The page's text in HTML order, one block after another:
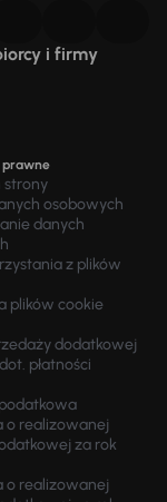
i firmy
prawne
strony
osobowych
danych
z plików
plików cookie
dodatkowej
płatności
o realizowanej
za rok
o realizowanej